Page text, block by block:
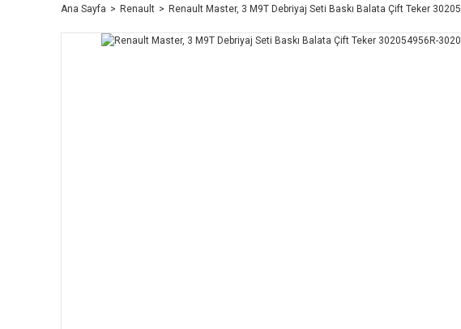
Ana Sayfa Renault Renault Master, 3 M9T Debriyaj Seti Baskı Balata Çift Teker